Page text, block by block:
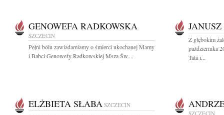
GENOWEFA RADKOWSKA
SZCZECIN
Pełni bólu zawiadamiamy o śmierci ukochanej Mamy
i Babci Genowefy Radkowskiej Msza Św....
Z głębokim
października
Tata i...
ELŻBIETA SŁABA SZCZECIN
SZCZECIN